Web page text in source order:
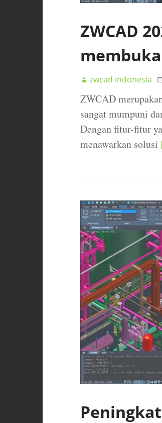
ZWCAD
membuka
zwcad indonesia
ZWCAD
sangat mumpuni
Dengan fitur-fitur
menawarkan solusi